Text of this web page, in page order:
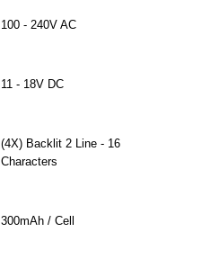
100 - 240V AC
11 - 18V DC
(4X) Backlit 2 Line - 16
Characters
300mAh / Cell